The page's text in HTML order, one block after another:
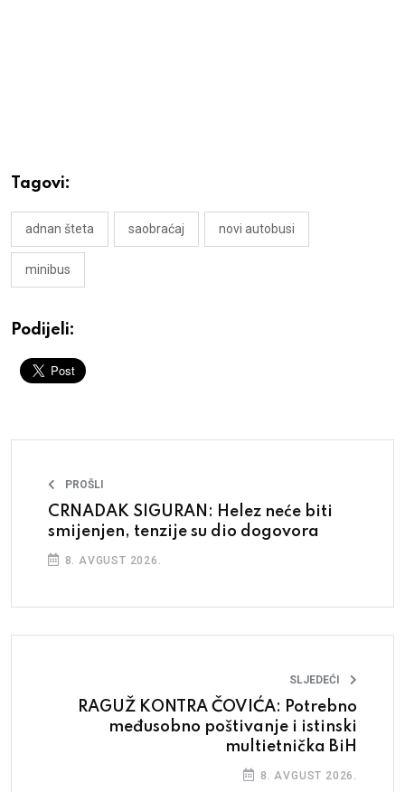
Tagovi:
adnan šteta saobraćaj novi autobusi
minibus
Podijeli:
PROŠLI
CRNADAK SIGURAN: Helez neće biti
smijenjen, tenzije su dio dogovora
8. AVGUST 2026.
SLJEDEĆI
RAGUŽ KONTRA ČOVIĆA: Potrebno
međusobno poštivanje i istinski
multietnička BiH
8. AVGUST 2026.